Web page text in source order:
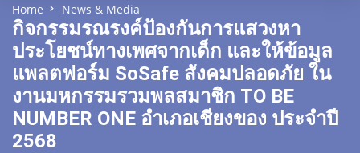
Home News & Media
กิจกรรมรณรงค์ป้องกันการแสวงหา
ประโยชน์ทางเพศจากเด็ก และให้ข้อมูล
แพลตฟอร์ม SoSafe สังคมปลอดภัย ใน
งานมหกรรมรวมพลสมาชิก TO BE
NUMBER ONE อำเภอเชียงของ ประจำปี
2568